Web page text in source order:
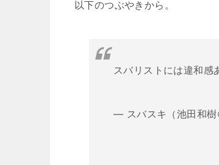
以下のつぶやきから。
スバリストには違和感
— スバスキ（池田和樹